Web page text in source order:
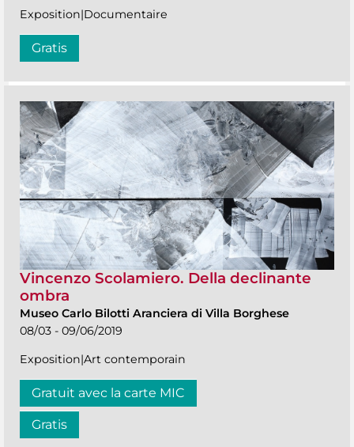
Exposition|Documentaire
Gratis
Vincenzo Scolamiero. Della declinante
ombra
Museo Carlo Bilotti Aranciera di Villa Borghese
08/03 - 09/06/2019
Exposition|Art contemporain
Gratuit avec la carte MIC
Gratis